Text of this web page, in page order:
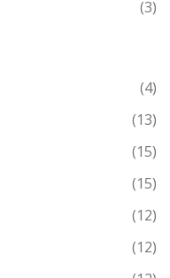
(3)
(4)
(13)
(15)
(15)
(12)
(12)